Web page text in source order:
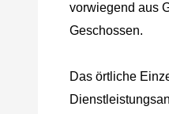
vorwiegend aus
Geschossen.
Das örtliche